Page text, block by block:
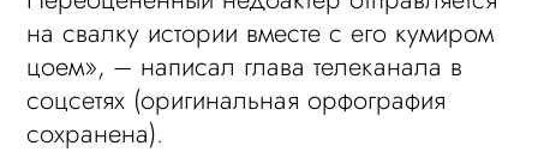
на свалку истории вместе с его кумиром
цоем», – написал глава телеканала в
соцсетях (оригинальная орфография
сохранена).